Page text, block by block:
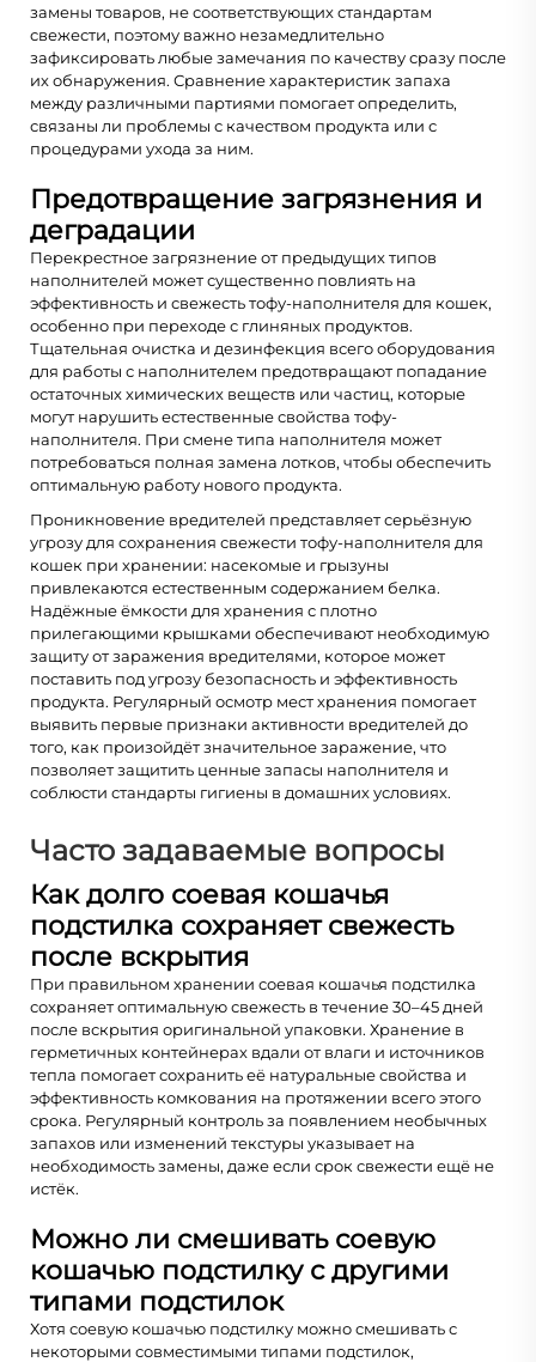
замены товаров, не соответствующих стандартам
свежести, поэтому важно незамедлительно
зафиксировать любые замечания по качеству сразу после
их обнаружения. Сравнение характеристик запаха
между различными партиями помогает определить,
связаны ли проблемы с качеством продукта или с
процедурами ухода за ним.
Предотвращение загрязнения и
деградации
Перекрестное загрязнение от предыдущих типов
наполнителей может существенно повлиять на
эффективность и свежесть тофу-наполнителя для кошек,
особенно при переходе с глиняных продуктов.
Тщательная очистка и дезинфекция всего оборудования
для работы с наполнителем предотвращают попадание
остаточных химических веществ или частиц, которые
могут нарушить естественные свойства тофу-
наполнителя. При смене типа наполнителя может
потребоваться полная замена лотков, чтобы обеспечить
оптимальную работу нового продукта.
Проникновение вредителей представляет серьёзную
угрозу для сохранения свежести тофу-наполнителя для
кошек при хранении: насекомые и грызуны
привлекаются естественным содержанием белка.
Надёжные ёмкости для хранения с плотно
прилегающими крышками обеспечивают необходимую
защиту от заражения вредителями, которое может
поставить под угрозу безопасность и эффективность
продукта. Регулярный осмотр мест хранения помогает
выявить первые признаки активности вредителей до
того, как произойдёт значительное заражение, что
позволяет защитить ценные запасы наполнителя и
соблюсти стандарты гигиены в домашних условиях.
Часто задаваемые вопросы
Как долго соевая кошачья
подстилка сохраняет свежесть
после вскрытия
При правильном хранении соевая кошачья подстилка
сохраняет оптимальную свежесть в течение 30–45 дней
после вскрытия оригинальной упаковки. Хранение в
герметичных контейнерах вдали от влаги и источников
тепла помогает сохранить её натуральные свойства и
эффективность комкования на протяжении всего этого
срока. Регулярный контроль за появлением необычных
запахов или изменений текстуры указывает на
необходимость замены, даже если срок свежести ещё не
истёк.
Можно ли смешивать соевую
кошачью подстилку с другими
типами подстилок
Хотя соевую кошачью подстилку можно смешивать с
некоторыми совместимыми типами подстилок,